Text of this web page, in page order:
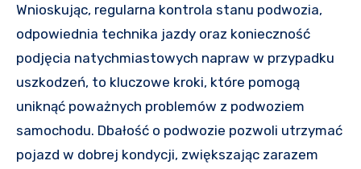
Wnioskując, regularna kontrola stanu podwozia,
odpowiednia technika jazdy oraz konieczność
podjęcia natychmiastowych napraw w przypadku
uszkodzeń, to kluczowe kroki, które pomogą
uniknąć poważnych problemów z podwoziem
samochodu. Dbałość o podwozie pozwoli utrzymać
pojazd w dobrej kondycji, zwiększając zarazem